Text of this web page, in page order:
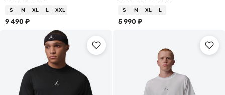
S M XL L XXL
9 490 ₽
S M XL L
5 990 ₽